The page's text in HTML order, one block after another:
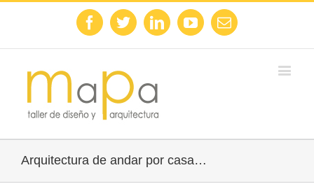
FacebookTwitterLinkedinYoutubeEmail
Arquitectura de andar por casa…